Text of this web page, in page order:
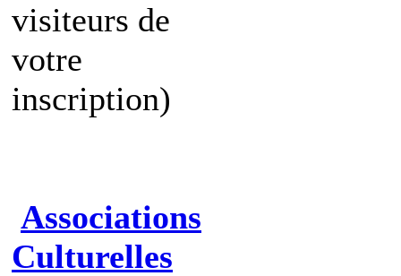
visiteurs de
votre
inscription)
Associations
Culturelles